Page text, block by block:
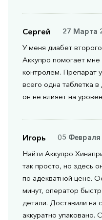
Сергей
27 Марта
У меня диабет
Аккупро помогает
контролем. Препарат
всего одна таблетка
он не влияет на
Игорь
05 Февраля
Найти Аккупро
так просто, но здесь
по адекватной цене.
минут, оператор
детали. Доставили на
аккуратно упаковано.